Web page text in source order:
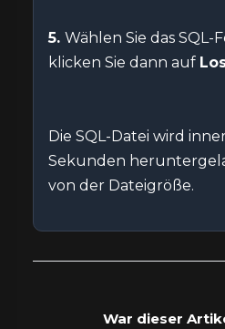
5. Wählen Sie das SQL-
klicken Sie dann auf
Die SQL-Datei wird
Sekunden
von der Dateigröße.
War dieser